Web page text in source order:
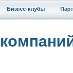
Бизнес-клубы